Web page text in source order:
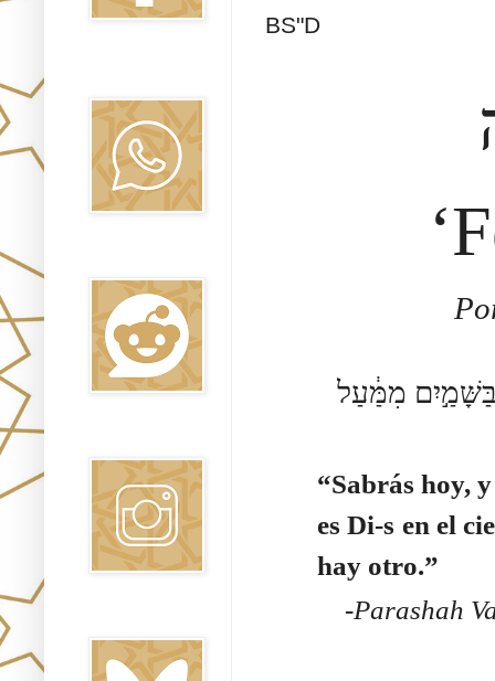
BS"D
בַּשָּׁמַ֣יִם מִמַּ֔עַל
“Sabrás hoy,
es Di-s en el
hay otro.”
-Parashah